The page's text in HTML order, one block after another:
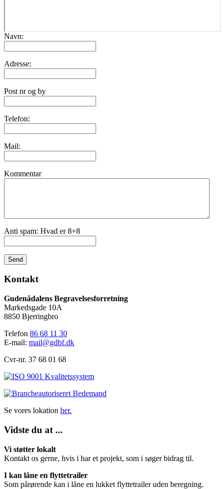
Navn:
Adresse:
Post nr og by
Telefon:
Mail:
Kommentar
Anti spam: Hvad er 8+8
Send
Kontakt
Gudenådalens Begravelsesforretning
Markedsgade 10A
8850 Bjerringbro
Telefon 86 68 11 30
E-mail: mail@gdbf.dk
Cvr-nr. 37 68 01 68
Se vores lokation her.
Vidste du at ...
Vi støtter lokalt
Kontakt os gerne, hvis i har et projekt, som i søger bidrag til.
I kan låne en flyttetrailer
Som pårørende kan i låne en lukket flyttetrailer uden beregning.